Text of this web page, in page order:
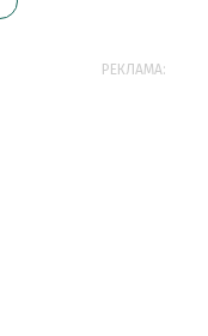
РЕКЛАМА: